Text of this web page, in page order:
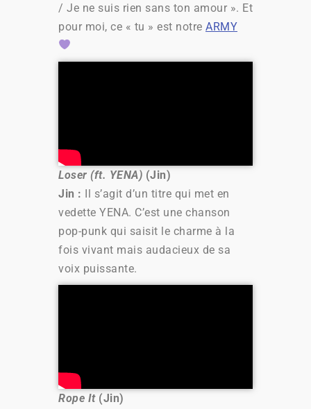
/ Je ne suis rien sans ton amour ». Et
pour moi, ce « tu » est notre ARMY
Loser (ft. YENA) (Jin)
Jin : Il s’agit d’un titre qui met en
vedette YENA. C’est une chanson
pop-punk qui saisit le charme à la
fois vivant mais audacieux de sa
voix puissante.
Rope It (Jin)